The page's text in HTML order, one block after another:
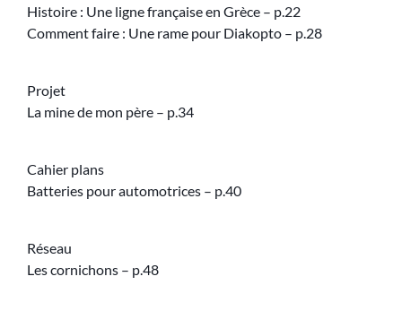
Histoire : Une ligne française en Grèce – p.22
Comment faire : Une rame pour Diakopto – p.28
Projet
La mine de mon père – p.34
Cahier plans
Batteries pour automotrices – p.40
Réseau
Les cornichons – p.48